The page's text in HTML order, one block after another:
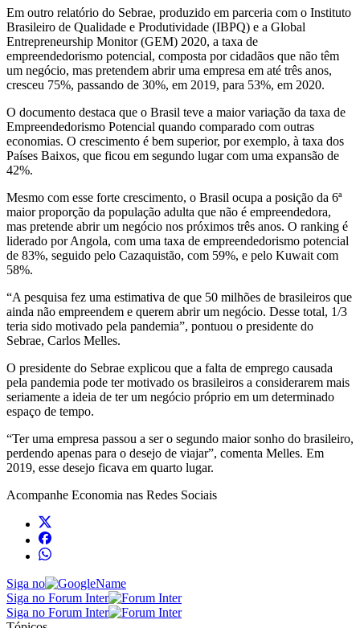
Em outro relatório do Sebrae, produzido em parceria com o Instituto
Brasileiro de Qualidade e Produtividade (IBPQ) e a Global
Entrepreneurship Monitor (GEM) 2020, a taxa de
empreendedorismo potencial, composta por cidadãos que não têm
um negócio, mas pretendem abrir uma empresa em até três anos,
cresceu 75%, passando de 30%, em 2019, para 53%, em 2020.
O documento destaca que o Brasil teve a maior variação da taxa de
Empreendedorismo Potencial quando comparado com outras
economias. O crescimento é bem superior, por exemplo, à taxa dos
Países Baixos, que ficou em segundo lugar com uma expansão de
42%.
Mesmo com esse forte crescimento, o Brasil ocupa a posição da 6ª
maior proporção da população adulta que não é empreendedora,
mas pretende abrir um negócio nos próximos três anos. O ranking é
liderado por Angola, com uma taxa de empreendedorismo potencial
de 83%, seguido pelo Cazaquistão, com 59%, e pelo Kuwait com
58%.
“A pesquisa fez uma estimativa de que 50 milhões de brasileiros que
ainda não empreendem e querem abrir um negócio. Desse total, 1/3
teria sido motivado pela pandemia”, pontuou o presidente do
Sebrae, Carlos Melles.
O presidente do Sebrae explicou que a falta de emprego causada
pela pandemia pode ter motivado os brasileiros a considerarem mais
seriamente a ideia de ter um negócio próprio em um determinado
espaço de tempo.
“Ter uma empresa passou a ser o segundo maior sonho do brasileiro,
perdendo apenas para o desejo de viajar”, comenta Melles. Em
2019, esse desejo ficava em quarto lugar.
Acompanhe Economia nas Redes Sociais
Siga no
Siga no Forum Inter
Siga no Forum Inter